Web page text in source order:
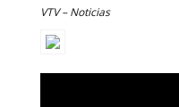
VTV – Noticias